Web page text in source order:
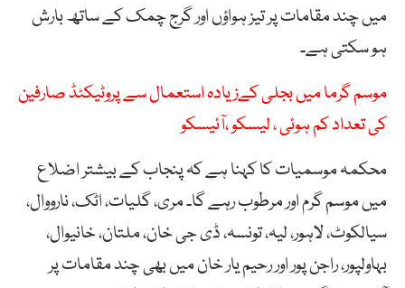
میں چند مقامات پر تیز ہواؤں اور گرج چمک کے ساتھ بارش
ہو سکتی ہے۔
موسم گرما میں بجلی کےزیادہ استعمال سے پروٹیکٹڈ صارفین
کی تعداد کم ہوئی ، لیسکو ،آئیسکو
محکمہ موسمیات کا کہنا ہے کہ پنجاب کے بیشتر اضلاع
میں موسم گرم اور مرطوب رہے گا۔ مری، گلیات، اٹک، نارووال،
سیالکوٹ، لاہور، لیہ، تونسہ، ڈی جی خان، ملتان، خانیوال،
بہاولپور، راجن پور اور رحیم یار خان میں بھی چند مقامات پر